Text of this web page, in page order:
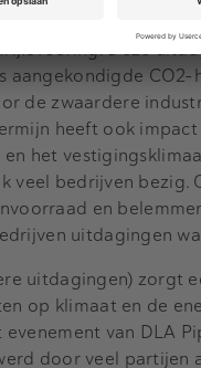
uitdagingen voor
Deze
aangekondigde
de zwaardere
heeft ook
het
veel bedrijven bezig.
en
uitdagingen
uitdagingen) zorgt
op klimaat en de
van DLA
door veel partijen